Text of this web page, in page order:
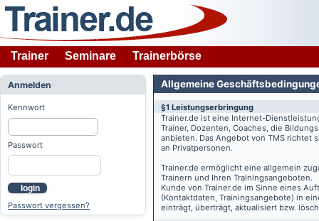
Trainer Seminare Trainerbörse
Anmelden
Kennwort
Passwort
login
Passwort vergessen?
Allgemeine
§1 Leistungserbringung
Trainer.de ist eine Internet-
Trainer, Dozenten, Coaches, die
anbieten. Das Angebot von TMS richtet
an Privatpersonen.
Trainer.de ermöglicht eine allgemein
Trainern und Ihren Trainingsangeboten.
Kunde von Trainer.de im Sinne eines
(Kontaktdaten, Trainingsangebote) in
einträgt, überträgt, aktualisiert bzw.